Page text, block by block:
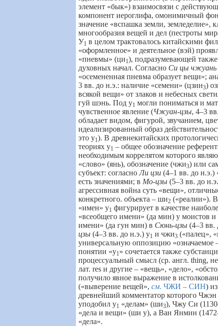
элемент «бык») взаимосвязи с
компонент иероглифа, омонимичный
значение «вспашка земли, земледелие»,
многообразия вещей и дел (пестроты
У1 в целом трактовалось китайскими
«оформленное» и деятельное (вэй)
«пневмы» (ци1), подразумевающей
духовных начал. Согласно Си цы чжуань
«осемененная пневма образует вещи»;
3 вв. до н.э.: наличие «семени» (цзин3)
всякой вещи» от злаков и небесных
гуй шэнь. Под у1 могли пониматься и
чувственное явление (Чжуан-цзы, 4–3
обладает видом, фигурой, звучанием,
идеализированный образ
это у1). В древнекитайских
теориях у1 – общее обозначение
необходимым коррелятом которого
«слово» (янь), обозначение (чжи3) или
субъект: согласноЛи цзи (4–1 вв. до н.э.)
есть значениями; в Мо-цзы (5–3 вв. до
агрессивная война суть «вещи»,
конкретного. объекта – ши2 («реалии»).
«имен» у1 фигурирует в качестве
«всеобщего имени» (да мин) у моистов и
имени» (да гун мин) в Сюнь-цзы (4–3 вв.
цзы (4–3 вв. до н.э.) у1 и чжи3 («палец»,
универсальную оппозицию «означаемое
понятии «у1» сочетается также
процессуальный смысл (ср. англ. thing,
лат. res и другие – «вещь», «дело»,
получило явное выражение в
(«выверение вещей», см. ЧЖИ – СИН) из
древнейший комментатор которого
уподобил у1 «делам» (ши3), Чжу Си
«дела и вещи» (ши у), а Ван Янмин (1472
«дела».